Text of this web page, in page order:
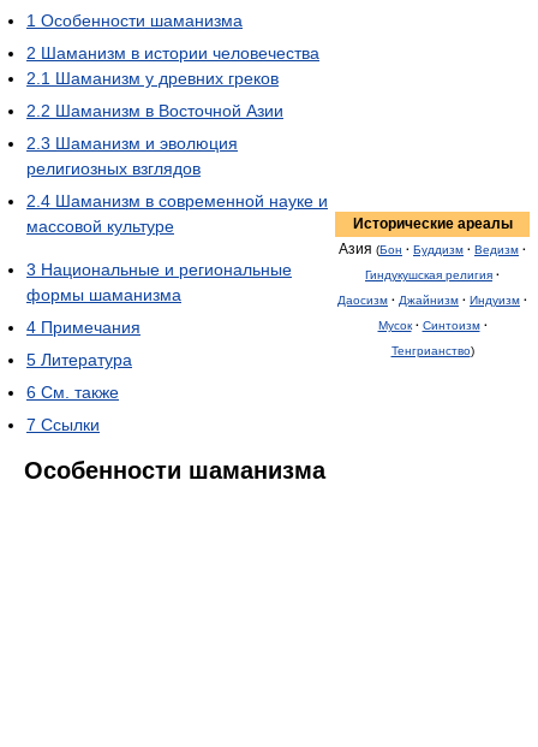
Исторические ареалы
Азия (Бон · Буддизм · Ведизм ·
Гиндукушская религия ·
Даосизм · Джайнизм · Индуизм ·
Мусок· Синтоизм·
Тенгрианство)
1 Особенности шаманизма
2 Шаманизм в истории человечества
2.1 Шаманизм у древних греков
2.2 Шаманизм в Восточной Азии
2.3 Шаманизм и эволюция
религиозных взглядов
2.4 Шаманизм в современной науке и
массовой культуре
3 Национальные и региональные
формы шаманизма
4 Примечания
5 Литература
6 См. также
7 Ссылки
Особенности шаманизма